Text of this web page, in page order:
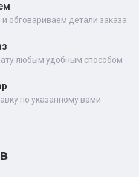
обговариваем детали заказа
любым удобным способом
по указанному вами